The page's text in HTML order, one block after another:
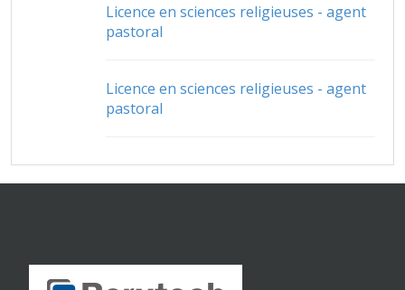
Licence en sciences religieuses - agent
pastoral
Licence en sciences religieuses - agent
pastoral